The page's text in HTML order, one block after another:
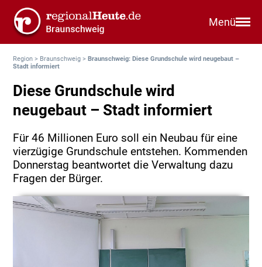
Menü
Region > Braunschweig >Braunschweig: Diese Grundschule wird neugebaut –
Stadt informiert
Diese Grundschule wird
neugebaut – Stadt informiert
Für 46 Millionen Euro soll ein Neubau für eine
vierzügige Grundschule entstehen. Kommenden
Donnerstag beantwortet die Verwaltung dazu
Fragen der Bürger.